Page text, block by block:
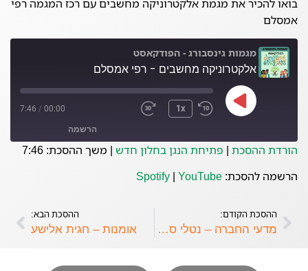
בואו להכיר את מגמת אלקטרוניקה מחשבים עם רכז המגמה רפי
אמסלם
מגמות גינסבורג - הפודקאסט
אלקטרוניקה מחשבים - רפי אמסלם
1x
00:00
/
7:46
הרשמה
Spotify
הורדת ההסכת | פתיחת הנגן בחלון חדש | משך ההסכת: 7:46
הרשמה להסכת:
Spotify | YouTube
ההסכת הקודם:
מדעי החברה – נטלי סננס
ההסכת הבא:
אומנות – חגית אלישע